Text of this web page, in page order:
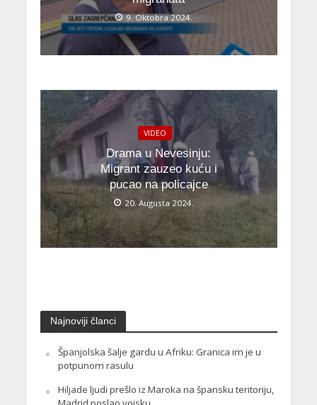
9. Oktobra 2024.
VIDEO
Drama u Nevesinju:
Migrant zauzeo kuću i
pucao na policajce
20. Augusta 2024.
Najnoviji članci
Španjolska šalje gardu u Afriku: Granica im je u
potpunom rasulu
Hiljade ljudi prešlo iz Maroka na špansku teritoriju,